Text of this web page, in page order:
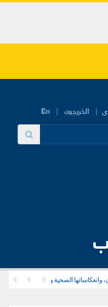
En الخريجون
الصحية والنفسية والاجتماعية